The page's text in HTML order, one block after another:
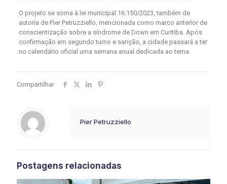
O projeto se soma à lei municipal 16.150/2023, também de
autoria de Pier Petruzziello, mencionada como marco anterior de
conscientização sobre a síndrome de Down em Curitiba. Após
confirmação em segundo turno e sanção, a cidade passará a ter
no calendário oficial uma semana anual dedicada ao tema.
Compartilhar
Pier Petruzziello
Postagens relacionadas